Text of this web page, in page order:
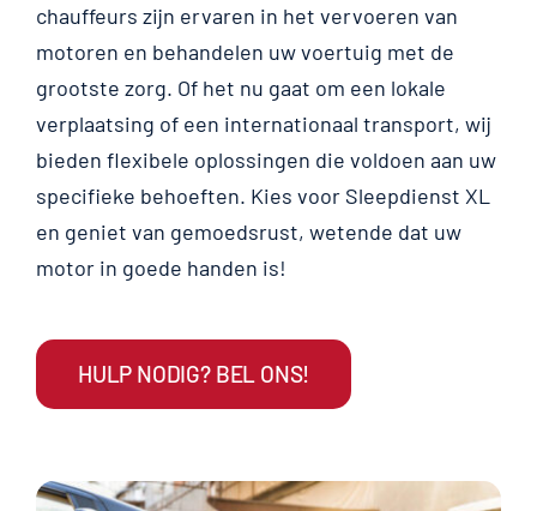
chauffeurs zijn ervaren in het vervoeren van
motoren en behandelen uw voertuig met de
grootste zorg. Of het nu gaat om een lokale
verplaatsing of een internationaal transport, wij
bieden flexibele oplossingen die voldoen aan uw
specifieke behoeften. Kies voor Sleepdienst XL
en geniet van gemoedsrust, wetende dat uw
motor in goede handen is!
HULP NODIG? BEL ONS!